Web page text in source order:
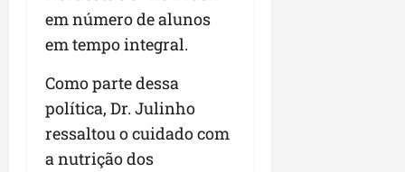
em número de alunos
em tempo integral.
Como parte dessa
política, Dr. Julinho
ressaltou o cuidado com
a nutrição dos